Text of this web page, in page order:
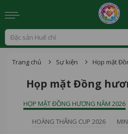
Trang chủ Sự kiện Họp mặt
Họp mặt Đồng
HỌP MẶT ĐỒNG HƯƠNG NĂM 2026
HOÀNG THẮNG CUP 2026